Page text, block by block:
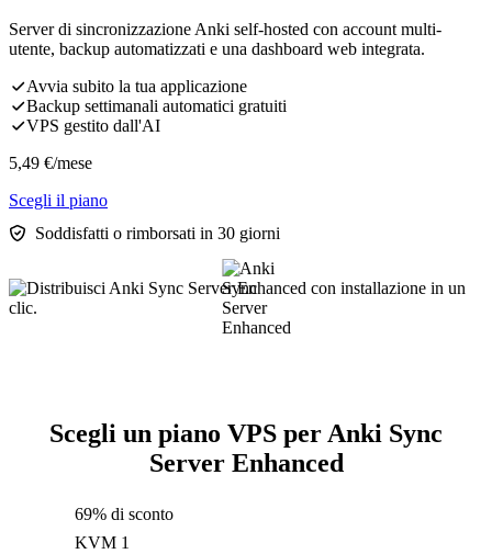
Server di sincronizzazione Anki self-hosted con account multi-
utente, backup automatizzati e una dashboard web integrata.
Avvia subito la tua applicazione
Backup settimanali automatici gratuiti
VPS gestito dall'AI
5,49 €/mese
Scegli il piano
Soddisfatti o rimborsati in 30 giorni
Scegli un piano VPS per Anki Sync
Server Enhanced
69% di sconto
KVM 1